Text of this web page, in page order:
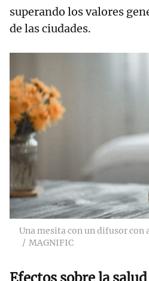
superando los valores
de las ciudades.
Una mesita con un difusor con
MAGNIFIC